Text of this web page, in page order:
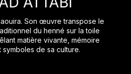
Son œuvre transpose le
du henné sur la toile
matière vivante, mémoire
symboles de sa culture.